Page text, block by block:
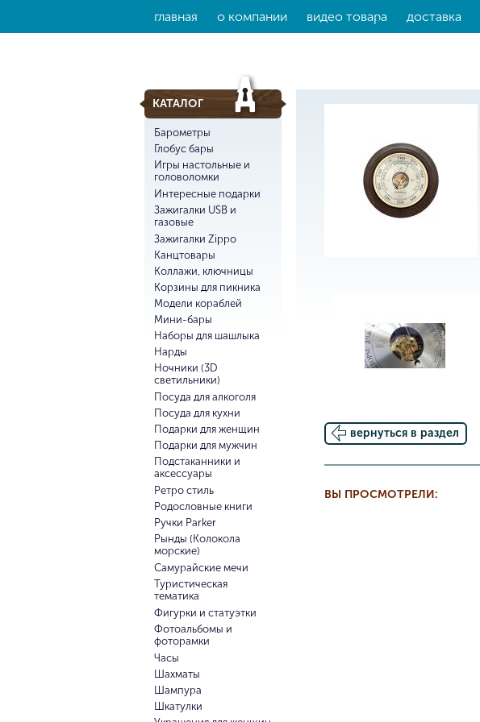
главная о компании видео товара доставка
КАТАЛОГ
Барометры
Глобус бары
Игры настольные и
головоломки
Интересные подарки
Зажигалки USB и
газовые
Зажигалки Zippo
Канцтовары
Коллажи, ключницы
Корзины для пикника
Модели кораблей
Мини-бары
Наборы для шашлыка
Нарды
Ночники (3D
светильники)
Посуда для алкоголя
Посуда для кухни
Подарки для женщин
Подарки для мужчин
Подстаканники и
аксессуары
Ретро стиль
Родословные книги
Ручки Parker
Рынды (Колокола
морские)
Самурайские мечи
Туристическая
тематика
Фигурки и статуэтки
Фотоальбомы и
фоторамки
Часы
Шахматы
Шампура
Шкатулки
вернуться в раздел
ВЫ ПРОСМОТРЕЛИ: